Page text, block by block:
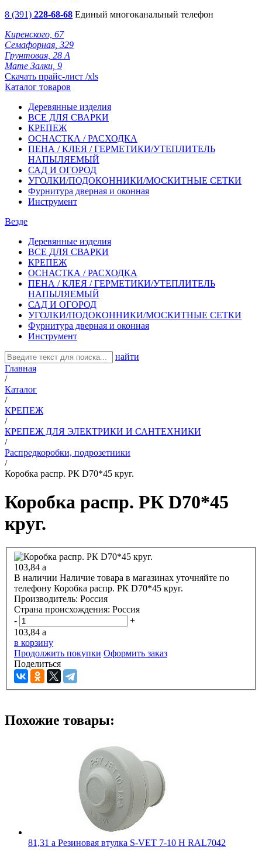
8 (391) 228-68-68 Единый многоканальный телефон
Киренского, 67
Семафорная, 329
Грунтовая, 28 А
Мате Залки, 9
Скачать прайс-лист /xls
Каталог товаров
Деревянные изделия
ВСЕ ДЛЯ СВАРКИ
КРЕПЕЖ
ОСНАСТКА / РАСХОДКА
ПЕНА / КЛЕЯ / ГЕРМЕТИКИ/УТЕПЛИТЕЛЬ
НАПЫЛЯЕМЫЙ
САД И ОГОРОД
УГОЛКИ/ПОДОКОННИКИ/МОСКИТНЫЕ СЕТКИ
Фурнитура дверная и оконная
Инструмент
Везде
Деревянные изделия
ВСЕ ДЛЯ СВАРКИ
КРЕПЕЖ
ОСНАСТКА / РАСХОДКА
ПЕНА / КЛЕЯ / ГЕРМЕТИКИ/УТЕПЛИТЕЛЬ
НАПЫЛЯЕМЫЙ
САД И ОГОРОД
УГОЛКИ/ПОДОКОННИКИ/МОСКИТНЫЕ СЕТКИ
Фурнитура дверная и оконная
Инструмент
найти
Главная
/
Каталог
/
КРЕПЕЖ
/
КРЕПЕЖ ДЛЯ ЭЛЕКТРИКИ И САНТЕХНИКИ
/
Распредкоробки, подрозетники
/
Коробка распр. РК D70*45 круг.
Коробка распр. РК D70*45
круг.
103,84 a
В наличии Наличие товара в магазинах уточняйте по
телефону Коробка распр. РК D70*45 круг.
Производитель: Россия
Страна происхождения: Россия
-
+
103,84 a
в корзину
Продолжить покупки Оформить заказ
Поделиться
Похожие товары:
81,31 a Резиновая втулка S-VET 7-10 H RAL7042